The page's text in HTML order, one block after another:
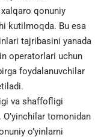
xalqaro qonuniy
kutilmoqda. Bu esa
tajribasini yanada
operatorlari uchun
foydalanuvchilar
va shaffofligi
O’yinchilar tomonidan
o’yinlarni